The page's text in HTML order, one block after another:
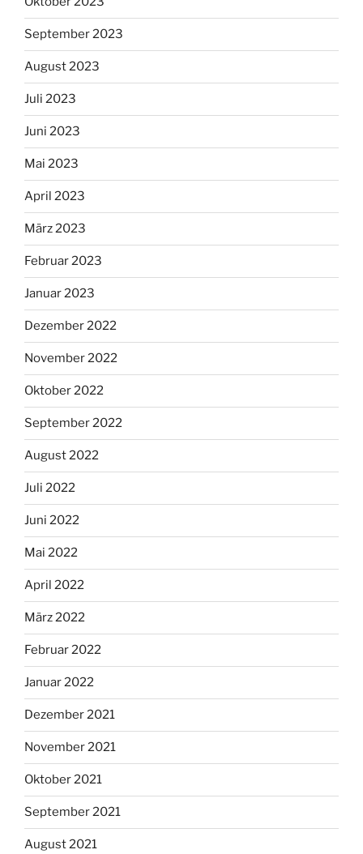
September 2023
August 2023
Juli 2023
Juni 2023
Mai 2023
April 2023
März 2023
Februar 2023
Januar 2023
Dezember 2022
November 2022
Oktober 2022
September 2022
August 2022
Juli 2022
Juni 2022
Mai 2022
April 2022
März 2022
Februar 2022
Januar 2022
Dezember 2021
November 2021
Oktober 2021
September 2021
August 2021